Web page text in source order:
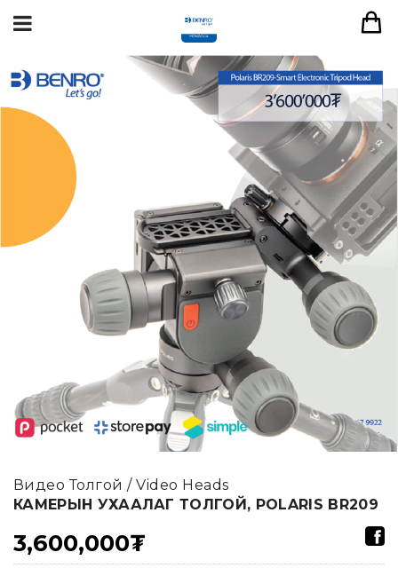
Видео Толгой / Video Heads
КАМЕРЫН УХААЛАГ ТОЛГОЙ, POLARIS BR209
3,600,000₮